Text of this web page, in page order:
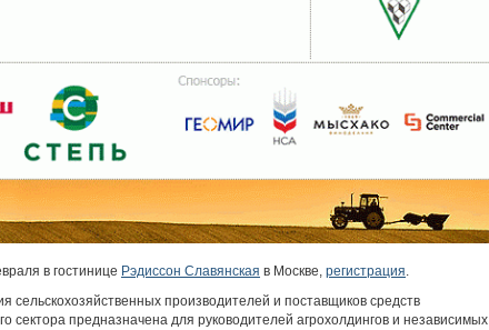
в гостинице Рэдиссон Славянская в Москве, регистрация.
производителей и поставщиков средств
сектора предназначена для руководителей агрохолдингов и независимых